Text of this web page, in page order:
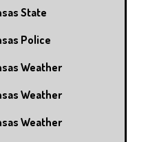
State
Police
Weather
Weather
Weather